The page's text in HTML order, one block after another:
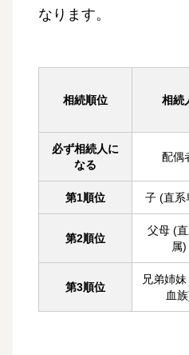
なります。
相続順位 相続
必ず相続人に
なる
配偶
第1順位 子 (直系
第2順位
父母 (
属)
第3順位
兄弟姉
血